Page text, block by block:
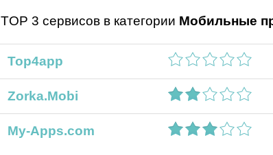
TOP 3 сервисов в категории Мобильные
Top4app
Zorka.Mobi
My-Apps.com